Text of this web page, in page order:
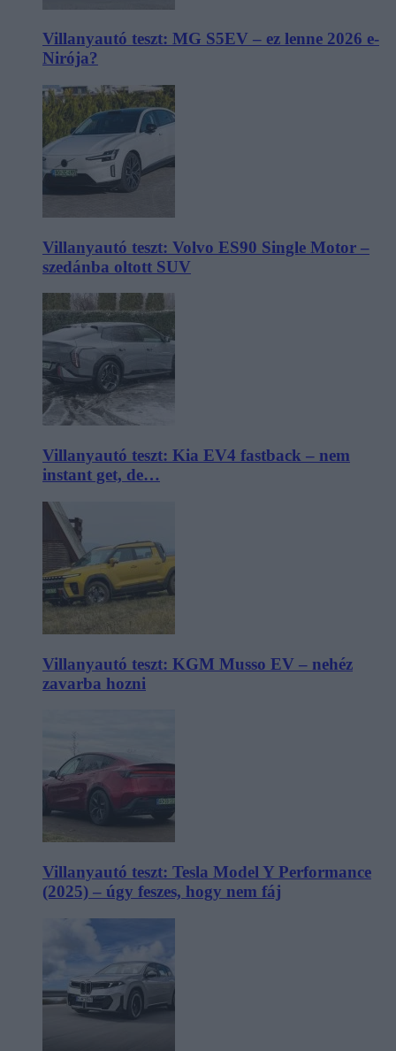
Villanyautó teszt: MG S5EV – ez lenne 2026 e-
Nirója?
Villanyautó teszt: Volvo ES90 Single Motor –
szedánba oltott SUV
Villanyautó teszt: Kia EV4 fastback – nem
instant get, de…
Villanyautó teszt: KGM Musso EV – nehéz
zavarba hozni
Villanyautó teszt: Tesla Model Y Performance
(2025) – úgy feszes, hogy nem fáj